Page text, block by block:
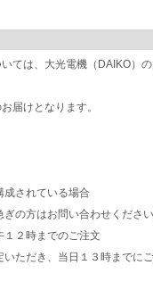
は、大光電機（DAIKO）の
届けとなります。
されている場合
の方はお問い合わせください
２時までのご注文
ただき、当日１３時までに